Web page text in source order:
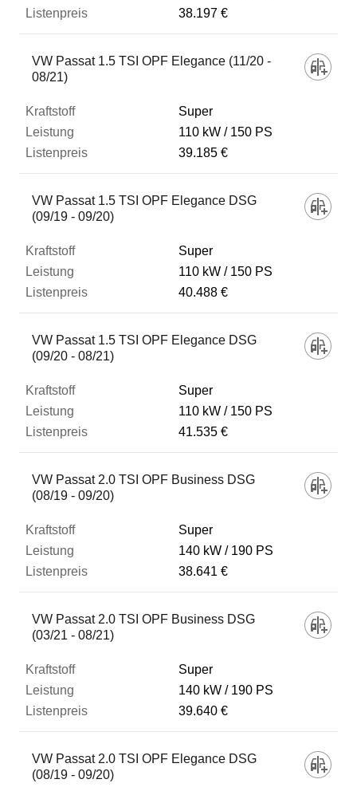
38.197 €
VW Passat 1.5 TSI OPF Elegance (11/20 -
08/21)
Super
110 kW
150 PS
39.185 €
VW Passat 1.5 TSI OPF Elegance DSG
(09/19 - 09/20)
Super
110 kW
150 PS
40.488 €
VW Passat 1.5 TSI OPF Elegance DSG
(09/20 - 08/21)
Super
110 kW
150 PS
41.535 €
VW Passat 2.0 TSI OPF Business DSG
(08/19 - 09/20)
Super
140 kW
190 PS
38.641 €
VW Passat 2.0 TSI OPF Business DSG
(03/21 - 08/21)
Super
140 kW
190 PS
39.640 €
VW Passat 2.0 TSI OPF Elegance DSG
(08/19 - 09/20)